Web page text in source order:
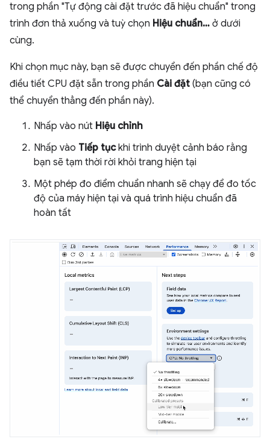
trong phần "Tự động cài đặt trước đã hiệu chuẩn" trong
trình đơn thả xuống và tuỳ chọn Hiệu chuẩn… ở dưới
cùng.
Khi chọn mục này, bạn sẽ được chuyển đến phần chế độ
điều tiết CPU đặt sẵn trong phần Cài đặt (bạn cũng có
thể chuyển thẳng đến phần này).
Nhấp vào nút Hiệu chỉnh
Nhấp vào Tiếp tụckhi trình duyệt cảnh báo rằng
bạn sẽ tạm thời rời khỏi trang hiện tại
Một phép đo điểm chuẩn nhanh sẽ chạy để đo tốc
độ của máy hiện tại và quá trình hiệu chuẩn đã
hoàn tất